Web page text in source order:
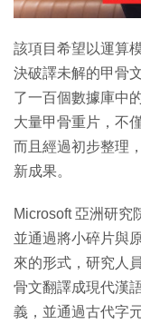
該項目希望以運算
決破譯未解的甲骨
了一百個數據庫中
大量甲骨重片，不
而且經過初步整理
新成果。
Microsoft 亞洲研究
並通過將小碎片與
來的形式，研究人
骨文翻譯成現代漢
義，並通過古代字